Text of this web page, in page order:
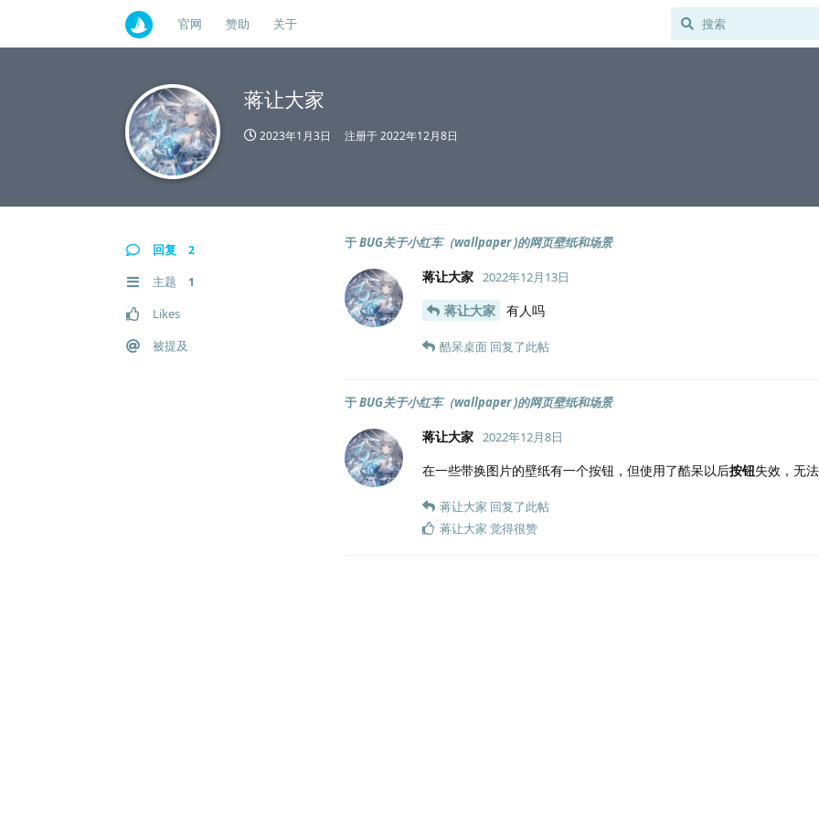
官网 赞助 关于
蒋让大家
2023年1月3日 注册于2022年12月8日
回复 2
主题 1
Likes
被提及
于BUG关于小红车（wallpaper )的网页壁纸和场景
蒋让大家 2022年12月13日
蒋让大家 有人吗
酷呆桌面 回复了此帖
于BUG关于小红车（wallpaper )的网页壁纸和场景
蒋让大家 2022年12月8日
在一些带换图片的壁纸有一个按钮，但使用了酷呆以后按钮失效，无
蒋让大家 回复了此帖
蒋让大家 觉得很赞